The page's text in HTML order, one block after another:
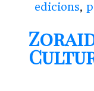
edicions,